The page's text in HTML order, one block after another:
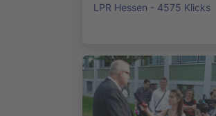
LPR Hessen - 4575 Klicks